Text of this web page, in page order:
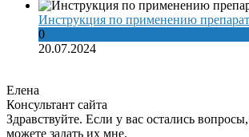
Инструкция по применению
0
20.07.2024
Елена
Консультант сайта
Здравствуйте. Если у вас остались
можете задать их мне.